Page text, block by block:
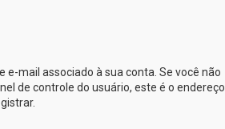
e-mail associado à sua conta. Se você não
de controle do usuário, este é o endereço